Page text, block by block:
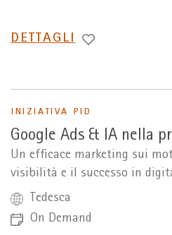
PASSA
DETTAGLI
INIZIATIVA PID
Google Ads & IA nella
Un efficace marketing sui
visibilità e il successo in
Tedesca
On Demand